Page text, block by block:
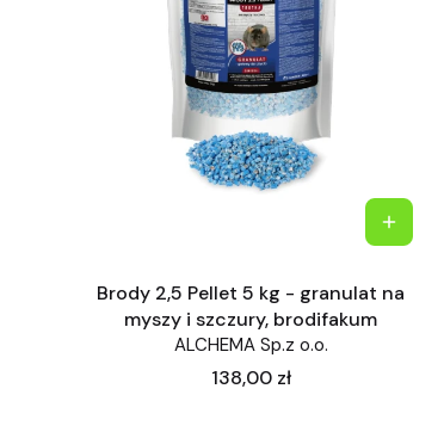
Brody 2,5 Pellet 5 kg - granulat na
myszy i szczury, brodifakum
ALCHEMA Sp.z o.o.
Cena
138,00 zł